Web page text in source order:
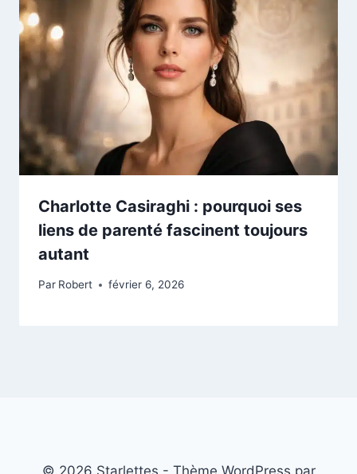
Charlotte Casiraghi : pourquoi ses
liens de parenté fascinent toujours
autant
Par Robert février 6, 2026
© 2026 Starlettes - Thème WordPress par